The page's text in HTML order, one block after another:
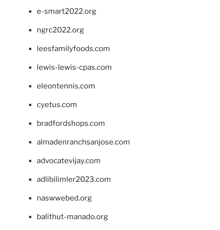
e-smart2022.org
ngrc2022.org
leesfamilyfoods.com
lewis-lewis-cpas.com
eleontennis.com
cyetus.com
bradfordshops.com
almadenranchsanjose.com
advocatevijay.com
adlibilimler2023.com
naswwebed.org
balithut-manado.org